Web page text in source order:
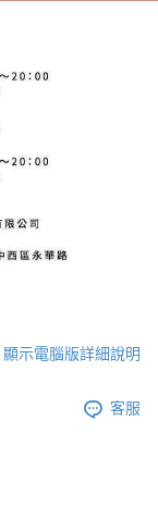
顯示電腦版詳細說明
客服